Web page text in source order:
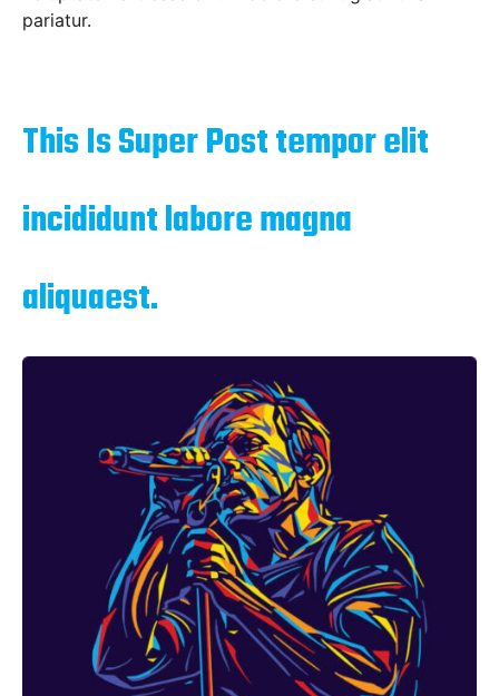
pariatur.
This Is Super Post tempor elit
incididunt labore magna
aliquaest.